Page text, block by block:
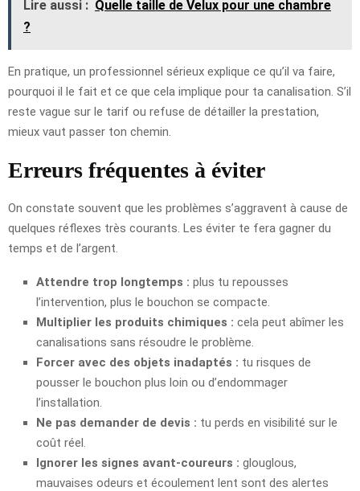
Lire aussi : Quelle taille de Velux pour une chambre
?
En pratique, un professionnel sérieux explique ce qu’il va faire,
pourquoi il le fait et ce que cela implique pour ta canalisation. S’il
reste vague sur le tarif ou refuse de détailler la prestation,
mieux vaut passer ton chemin.
Erreurs fréquentes à éviter
On constate souvent que les problèmes s’aggravent à cause de
quelques réflexes très courants. Les éviter te fera gagner du
temps et de l’argent.
Attendre trop longtemps : plus tu repousses
l’intervention, plus le bouchon se compacte.
Multiplier les produits chimiques : cela peut abîmer les
canalisations sans résoudre le problème.
Forcer avec des objets inadaptés : tu risques de
pousser le bouchon plus loin ou d’endommager
l’installation.
Ne pas demander de devis : tu perds en visibilité sur le
coût réel.
Ignorer les signes avant-coureurs : glouglous,
mauvaises odeurs et écoulement lent sont des alertes